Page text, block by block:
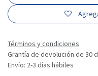
Términos y condiciones
Grantía de devolución de 30
Envío: 2-3 días hábiles